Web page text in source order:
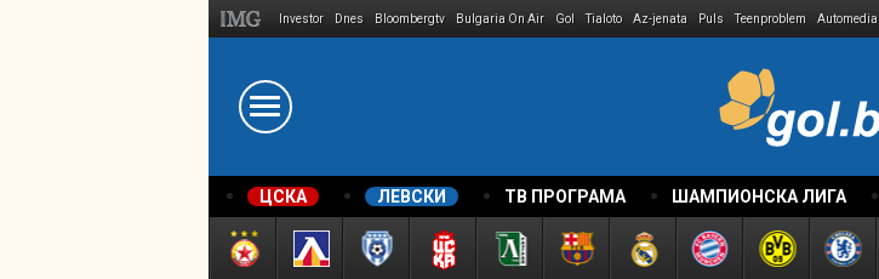
Investor Dnes Bloombergtv Bulgaria On Air Gol Tialoto Az-jenata Puls Teenproblem Automedia
ЦСКА ЛЕВСКИ ТВ ПРОГРАМА ШАМПИОНСКА ЛИГА